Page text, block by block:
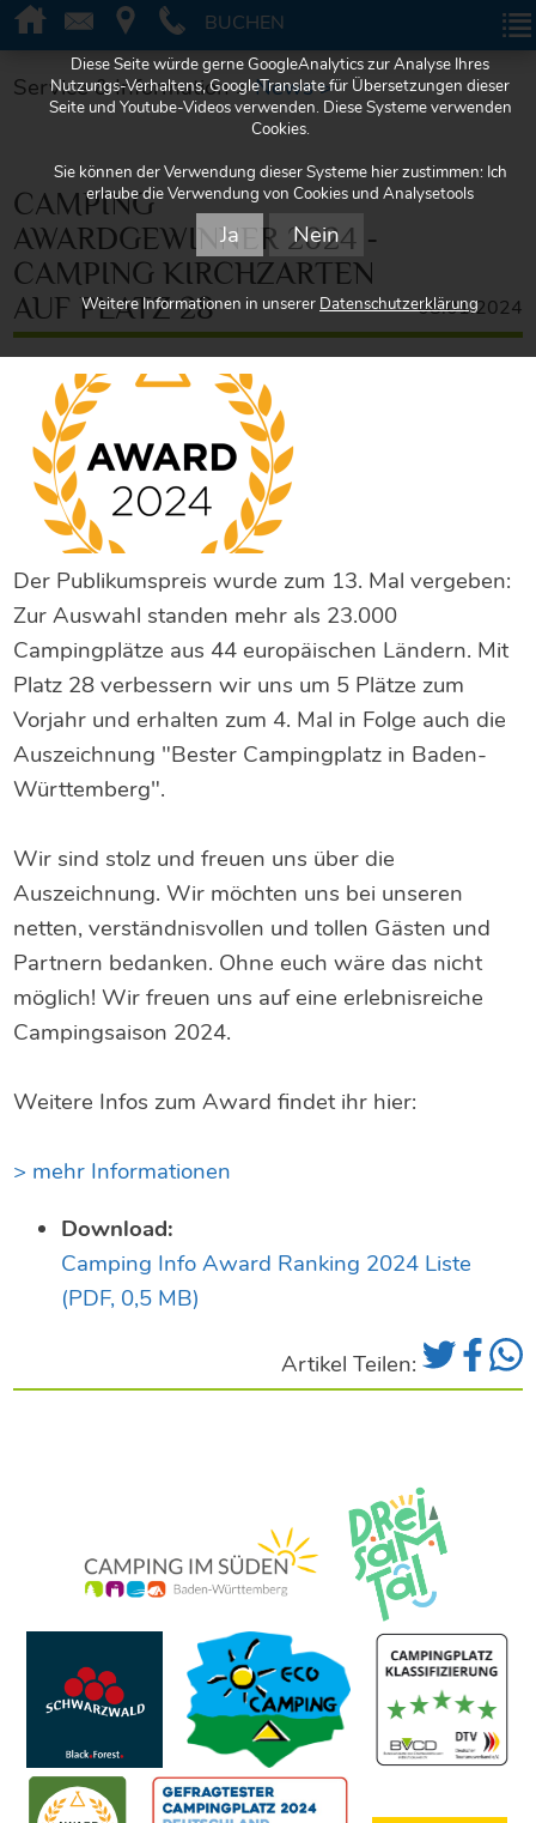
BUCHENBUCHEN
Service & Information >News >
CAMPING
AWARDGEWINNER 2024 -
CAMPING KIRCHZARTEN
AUF PLATZ 28
08.01.2024
Der Publikumspreis wurde zum 13. Mal vergeben:
Zur Auswahl standen mehr als 23.000
Campingplätze aus 44 europäischen Ländern. Mit
Platz 28 verbessern wir uns um 5 Plätze zum
Vorjahr und erhalten zum 4. Mal in Folge auch die
Auszeichnung "Bester Campingplatz in Baden-
Württemberg".
Wir sind stolz und freuen uns über die
Auszeichnung. Wir möchten uns bei unseren
netten, verständnisvollen und tollen Gästen und
Partnern bedanken. Ohne euch wäre das nicht
möglich! Wir freuen uns auf eine erlebnisreiche
Campingsaison 2024.
Weitere Infos zum Award findet ihr hier:
> mehr Informationen
Download:
Camping Info Award Ranking 2024 Liste
(PDF, 0,5 MB)
Artikel Teilen:
Diese Seite würde gerne GoogleAnalytics zur Analyse Ihres
Nutzungs-Verhaltens, GoogleTranslate für Übersetzungen dieser
Seite und Youtube-Videos verwenden. Diese Systeme verwenden
Cookies.
Sie können der Verwendung dieser Systeme hier zustimmen: Ich
erlaube die Verwendung von Cookies und Analysetools
Ja Nein
Weitere Informationen in unserer Datenschutzerklärung